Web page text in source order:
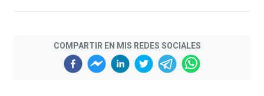
COMPARTIR EN MIS REDES SOCIALES